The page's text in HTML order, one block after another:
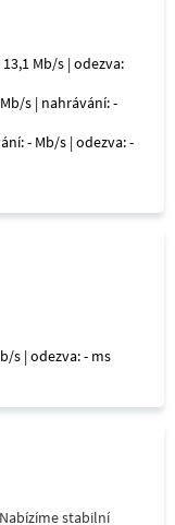
Mb/s | odezva:
s | nahrávání: -
- Mb/s | odezva: -
s | odezva: - ms
stabilní